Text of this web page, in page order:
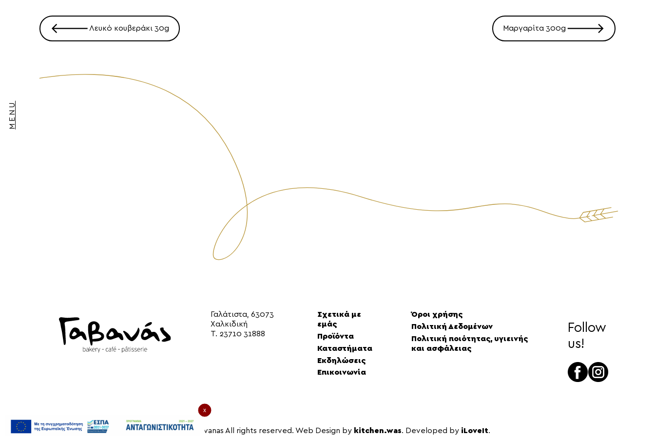
MENU
Πλοήγηση
άρθρων
🡐Λευκό κουβεράκι 30g Μαργαρίτα 300g 🡒
Γαλάτιστα, 63073
Χαλκιδική
Τ. 23710 31888
Σχετικά με
εμάς
Προϊόντα
Καταστήματα
Εκδηλώσεις
Επικοινωνία
Όροι χρήσης
Πολιτική Δεδομένων
Πολιτική ποιότητας, υγιεινής
και ασφάλειας
Follow
us!
© 2026 Gavanas All rights reserved. Web Design by kitchen.was. Developed by iLoveIt.
x